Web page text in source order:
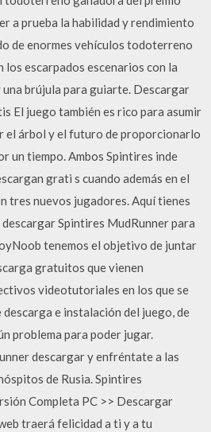
a prueba la habilidad y rendimiento
de enormes vehículos todoterreno
escarpados escenarios con la
una brújula para guiarte. Descargar
El juego también es rico para asumir
el árbol y el futuro de proporcionarlo
un tiempo. Ambos Spintires inde
grati s cuando además en el
tres nuevos jugadores. Aquí tienes
Spintires MudRunner para
tenemos el objetivo de juntar
gratuitos que vienen
videotutoriales en los que se
e instalación del juego, de
problema para poder jugar.
descargar y enfréntate a las
de Rusia. Spintires
Completa PC >> Descargar
traerá felicidad a ti y a tu